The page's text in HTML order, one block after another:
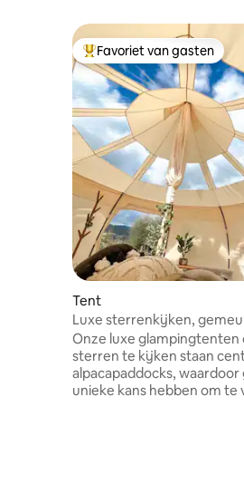
Topfavoriet van gasten
Favoriet van gasten
Tent
Luxe sterrenkijken,
glamping-tent
Onze luxe glampingtenten
sterren te kijken staan
alpacapaddocks, waardoor
unieke kans hebben om te